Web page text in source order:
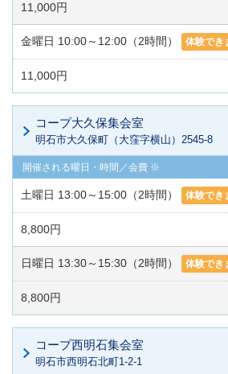
11,000円
金曜日 10:00～12:00（2時間） 体験でき
11,000円
コープ大久保集会室
明石市大久保町（大窪字横山）2545-8
土曜日 13:00～15:00（2時間） 体験でき
8,800円
日曜日 13:30～15:30（2時間） 体験でき
8,800円
コープ西明石集会室
明石市西明石北町1-2-1